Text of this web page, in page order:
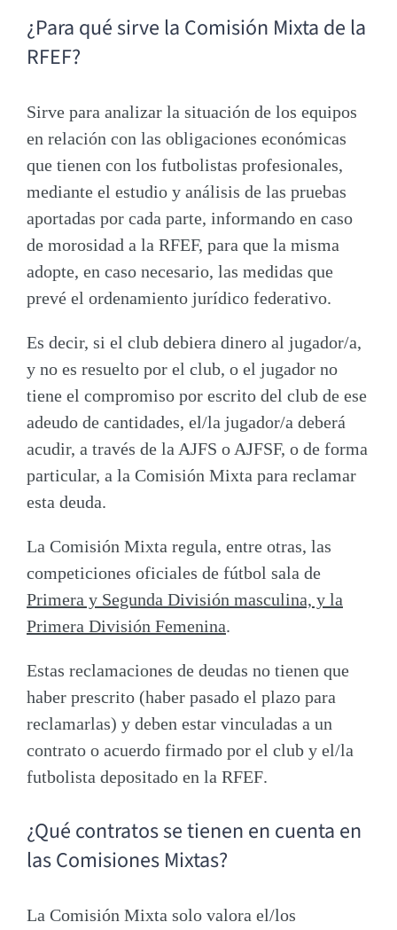
¿Para qué sirve la Comisión Mixta de la
RFEF?
Sirve para analizar la situación de los equipos
en relación con las obligaciones económicas
que tienen con los futbolistas profesionales,
mediante el estudio y análisis de las pruebas
aportadas por cada parte, informando en caso
de morosidad a la RFEF, para que la misma
adopte, en caso necesario, las medidas que
prevé el ordenamiento jurídico federativo.
Es decir, si el club debiera dinero al jugador/a,
y no es resuelto por el club, o el jugador no
tiene el compromiso por escrito del club de ese
adeudo de cantidades, el/la jugador/a deberá
acudir, a través de la AJFS o AJFSF, o de forma
particular, a la Comisión Mixta para reclamar
esta deuda.
La Comisión Mixta regula, entre otras, las
competiciones oficiales de fútbol sala de
Primera y Segunda División masculina, y la
Primera División Femenina.
Estas reclamaciones de deudas no tienen que
haber prescrito (haber pasado el plazo para
reclamarlas) y deben estar vinculadas a un
contrato o acuerdo firmado por el club y el/la
futbolista depositado en la RFEF.
¿Qué contratos se tienen en cuenta en
las Comisiones Mixtas?
La Comisión Mixta solo valora el/los